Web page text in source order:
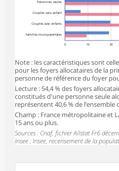
0 10 20
Personnes seules
Couples sans enfant
Couples avec enfants
Familles monoparentales
Note : les caractéristiques sont
pour les foyers allocataires de la
personne de référence du foyer
Lecture : 54,4 % des foyers
constitués d'une personne seule
représentent 40,6 % de l’ensemble
Champ : France métropolitaine et
15 ans ou plus.
Sources : Cnaf, fichier Allstat Fr6
Insee ; Insee, recensement de la